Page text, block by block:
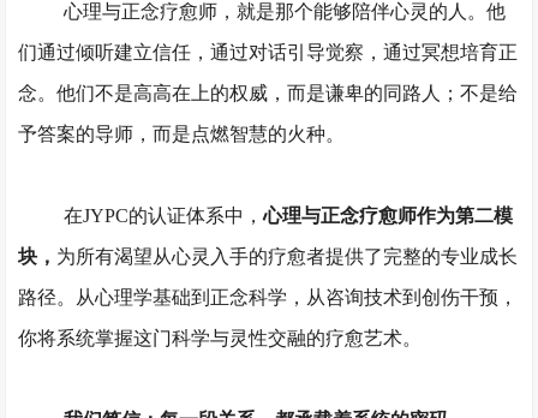
心理与正念疗愈师，就是那个能够陪伴心灵的人。他
们通过倾听建立信任，通过对话引导觉察，通过冥想培育正
念。他们不是高高在上的权威，而是谦卑的同路人；不是给
予答案的导师，而是点燃智慧的火种。
在JYPC的认证体系中，心理与正念疗愈师作为第二模
块， 为所有渴望从心灵入手的疗愈者提供了完整的专业成长
路径。从心理学基础到正念科学，从咨询技术到创伤干预，
你将系统掌握这门科学与灵性交融的疗愈艺术。